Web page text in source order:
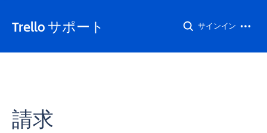
Trello サポート サインイン
請求